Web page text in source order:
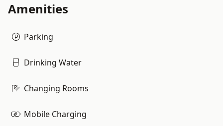
Amenities
Parking
Drinking Water
Changing Rooms
Mobile Charging